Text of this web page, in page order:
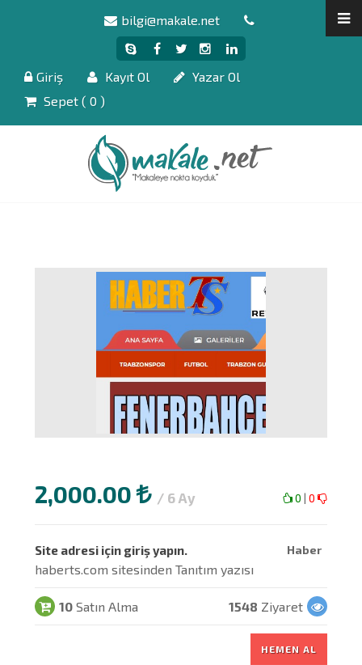
bilgi@makale.net
Giriş Kayıt Ol
Yazar Ol
Sepet ( 0 )
2,000.00 / 6 Ay 0 | 0
Site adresi için giriş yapın. Haber
haberts.com sitesinden Tanıtım yazısı
10 Satın Alma 1548 Ziyaret
HEMEN AL